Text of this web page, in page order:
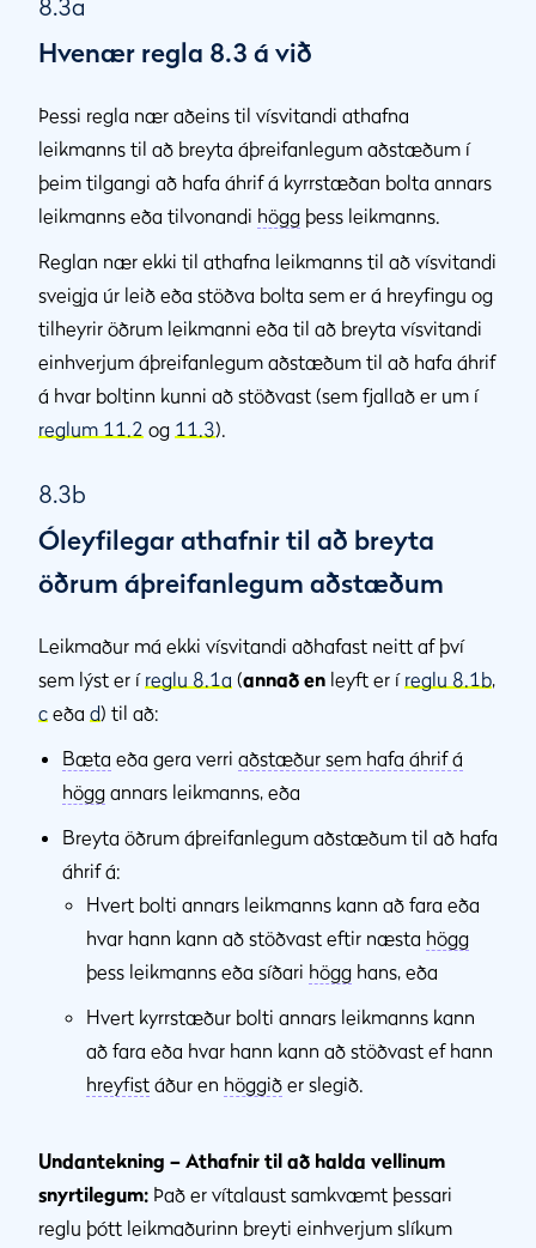
8.3a
Hvenær regla 8.3 á við
Þessi regla nær aðeins til vísvitandi athafna
leikmanns til að breyta áþreifanlegum aðstæðum í
þeim tilgangi að hafa áhrif á kyrrstæðan bolta annars
leikmanns eða tilvonandi högg þess leikmanns.
Reglan nær ekki til athafna leikmanns til að vísvitandi
sveigja úr leið eða stöðva bolta sem er á hreyfingu og
tilheyrir öðrum leikmanni eða til að breyta vísvitandi
einhverjum áþreifanlegum aðstæðum til að hafa áhrif
á hvar boltinn kunni að stöðvast (sem fjallað er um í
reglum 11.2 og 11.3).
8.3b
Óleyfilegar athafnir til að breyta
öðrum áþreifanlegum aðstæðum
Leikmaður má ekki vísvitandi aðhafast neitt af því
sem lýst er í reglu 8.1a (annað en leyft er í reglu 8.1b,
c eða d) til að:
Bæta eða gera verri aðstæður sem hafa áhrif á
högg annars leikmanns, eða
Breyta öðrum áþreifanlegum aðstæðum til að hafa
áhrif á:
Hvert bolti annars leikmanns kann að fara eða
hvar hann kann að stöðvast eftir næsta högg
þess leikmanns eða síðari högg hans, eða
Hvert kyrrstæður bolti annars leikmanns kann
að fara eða hvar hann kann að stöðvast ef hann
hreyfist áður en höggið er slegið.
Undantekning – Athafnir til að halda vellinum
snyrtilegum: Það er vítalaust samkvæmt þessari
reglu þótt leikmaðurinn breyti einhverjum slíkum